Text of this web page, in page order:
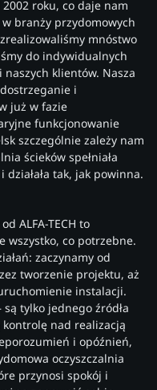
2002 roku, co daje nam
branży przydomowych
mnóstwo
do indywidualnych
klientów. Nasza
i
już w fazie
funkcjonowanie
szczególnie zależy nam
ścieków spełniała
tak, jak powinna.
ALFA-TECH to
wszystko, co potrzebne.
zaczynamy od
tworzenie projektu, aż
instalacji.
tylko jednego źródła
nad realizacją
i opóźnień,
oczyszczalnia
przynosi spokój i